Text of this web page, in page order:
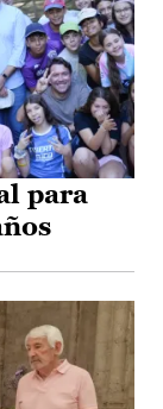
para